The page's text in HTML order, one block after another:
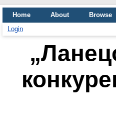
Home About
Browse
Login